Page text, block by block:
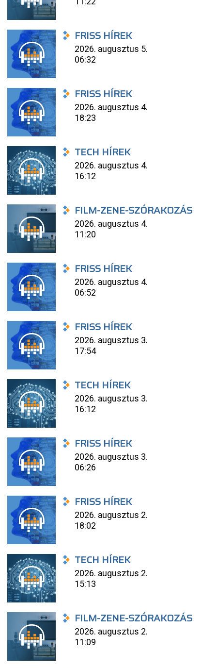
FRISS HÍREK
2026. augusztus 5.
06:32
FRISS HÍREK
2026. augusztus 4.
18:23
TECH HÍREK
2026. augusztus 4.
16:12
FILM-ZENE-SZÓRAKOZÁS
2026. augusztus 4.
11:20
FRISS HÍREK
2026. augusztus 4.
06:52
FRISS HÍREK
2026. augusztus 3.
17:54
TECH HÍREK
2026. augusztus 3.
16:12
FRISS HÍREK
2026. augusztus 3.
06:26
FRISS HÍREK
2026. augusztus 2.
18:02
TECH HÍREK
2026. augusztus 2.
15:13
FILM-ZENE-SZÓRAKOZÁS
2026. augusztus 2.
11:09